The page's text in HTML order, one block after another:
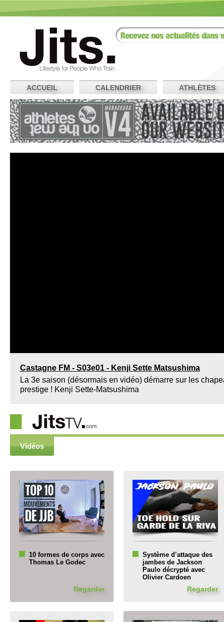
ACCUEIL CALENDRIER ATHLÈTES
Castagne FM - S03e01 - Kenji Sette Matsushima
La 3e saison (désormais en vidéo) démarre sur les
prestige ! Kenji Sette-Matsushima
Vidéos
10 formes de corps avec
Thomas Le Godec
Regarder
Système d’attaque des
jambes de Jackson
Paulo décrypté avec
Olivier Cardoen
Regarder